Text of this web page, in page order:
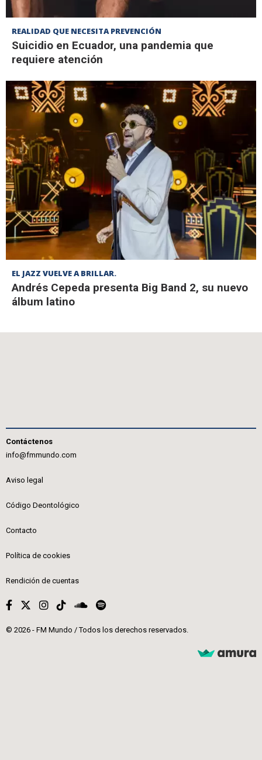
REALIDAD QUE NECESITA PREVENCIÓN
Suicidio en Ecuador, una pandemia que
requiere atención
EL JAZZ VUELVE A BRILLAR.
Andrés Cepeda presenta Big Band 2, su nuevo
álbum latino
Contáctenos
info@fmmundo.com
Aviso legal
Código Deontológico
Contacto
Política de cookies
Rendición de cuentas
© 2026 - FM Mundo / Todos los derechos reservados.